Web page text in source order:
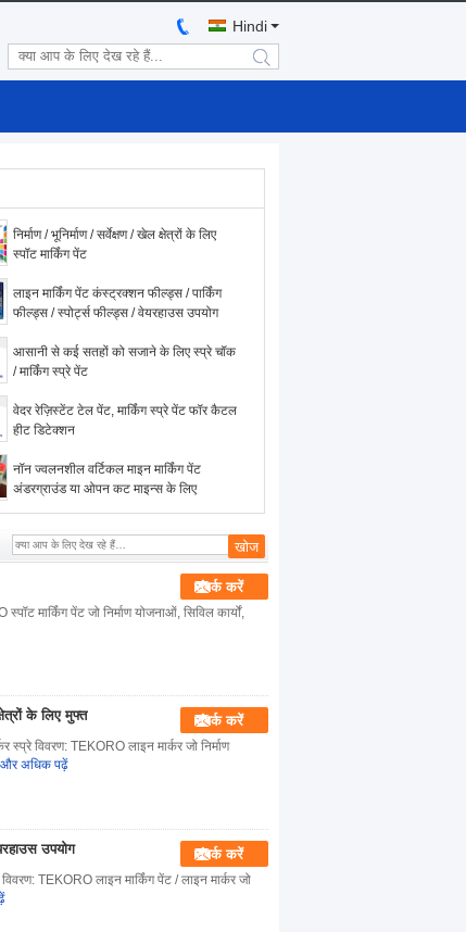
Hindi
search
निर्माण / भूनिर्माण / सर्वेक्षण / खेल क्षेत्रों के लिए
स्पॉट मार्किंग पेंट
लाइन मार्किंग पेंट कंस्ट्रक्शन फील्ड्स / पार्किंग
फील्ड्स / स्पोर्ट्स फील्ड्स / वेयरहाउस उपयोग
आसानी से कई सतहों को सजाने के लिए स्प्रे चॉक
/ मार्किंग स्प्रे पेंट
वेदर रेज़िस्टेंट टेल पेंट, मार्किंग स्प्रे पेंट फॉर कैटल
हीट डिटेक्शन
नॉन ज्वलनशील वर्टिकल माइन मार्किंग पेंट
अंडरग्राउंड या ओपन कट माइन्स के लिए
संपर्क करें
मार्किंग पेंट जो निर्माण योजनाओं, सिविल कार्यों,
के लिए मुफ्त संपर्क करें
विवरण: TEKORO लाइन मार्कर जो निर्माण
और अधिक पढ़ें
उपयोग संपर्क करें
TEKORO लाइन मार्किंग पेंट / लाइन मार्कर जो